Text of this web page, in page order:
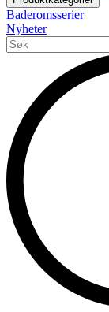
Baderomsserier
Nyheter